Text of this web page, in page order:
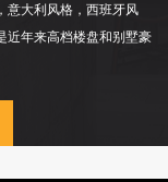
意大利风格，西班牙风
近年来高档楼盘和别墅豪